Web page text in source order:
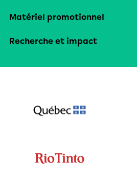
Matériel promotionnel
Recherche et impact